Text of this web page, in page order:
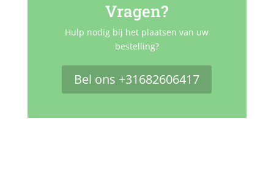
Vragen?
Hulp nodig bij het plaatsen van uw
bestelling?
Bel ons +31682606417